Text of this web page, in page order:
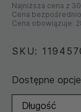
Najniższa cena z
Cena
Cena obowiązuje:
SKU:
Dostępne opcje
Długość